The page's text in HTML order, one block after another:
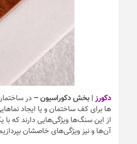
دکورز| بخش دکوراسیون – در
ها برای کف ساختمان و یا ایجاد
از این سنگ‌ها ویژگی‌هایی دارند که
آن‌ها و نیز ویژگی‌های خاصشان